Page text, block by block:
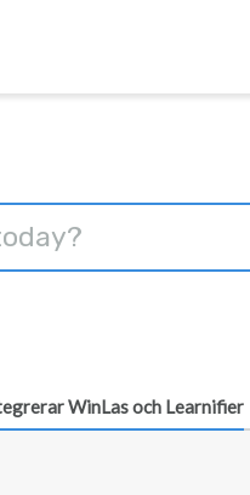
WinLas och Learnifier